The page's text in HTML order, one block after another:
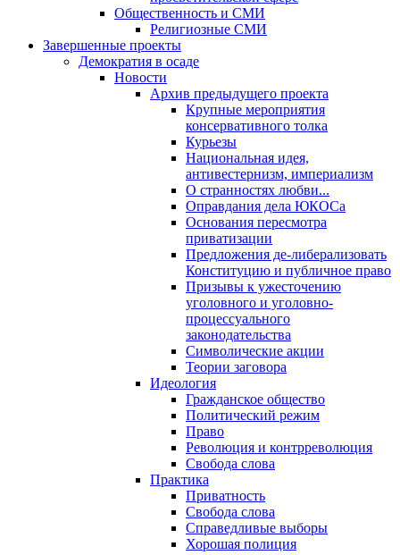
Общественность и СМИ
Религиозные СМИ
Завершенные проекты
Демократия в осаде
Новости
Архив предыдущего проекта
Крупные мероприятия
консервативного толка
Курьезы
Национальная идея,
антивестернизм, империализм
О странностях любви...
Оправдания дела ЮКОСа
Основания пересмотра
приватизации
Предложения де-либерализовать
Конституцию и публичное право
Призывы к ужесточению
уголовного и уголовно-
процессуального
законодательства
Символические акции
Теории заговора
Идеология
Гражданское общество
Политический режим
Право
Революция и контрреволюция
Свобода слова
Практика
Приватность
Свобода слова
Справедливые выборы
Хорошая полиция